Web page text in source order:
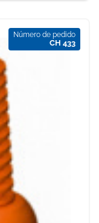
Número de pedido
CH 433